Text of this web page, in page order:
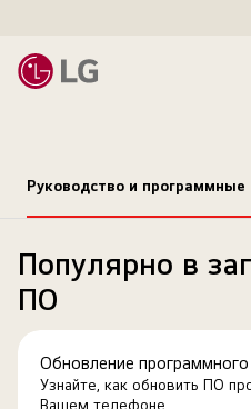
Руководство и программные
Популярно в
ПО
Обновление
Узнайте, как обновить ПО
Вашем телефоне.